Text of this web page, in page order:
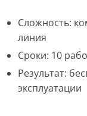
Сложность:
линия
Сроки: 10
Результат:
эксплуатации